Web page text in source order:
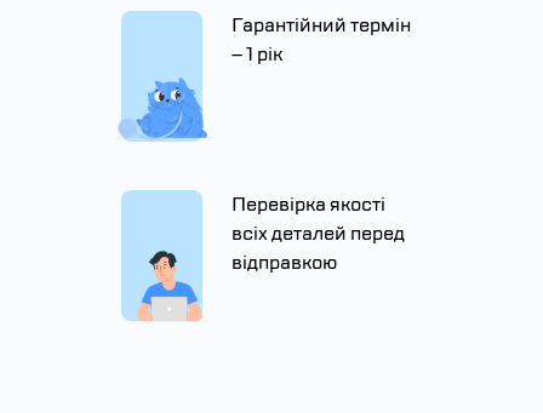
Гарантійний термін
– 1 рік
Перевірка якості
всіх деталей перед
відправкою